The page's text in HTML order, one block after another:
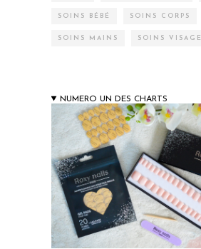
SOINS BÉBÉ SOINS CORPS
SOINS MAINS SOINS VISAGE
NUMERO UN DES CHARTS